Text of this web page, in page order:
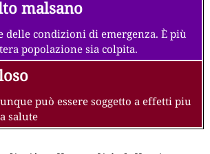
malsano
delle condizioni di emergenza. È più
popolazione sia colpita.
può essere soggetto a effetti piu
salute